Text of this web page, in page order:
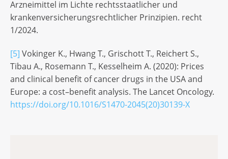
Arzneimittel im Lichte rechtsstaatlicher und
krankenversicherungsrechtlicher Prinzipien. recht
1/2024.
[5] Vokinger K., Hwang T., Grischott T., Reichert S.,
Tibau A., Rosemann T., Kesselheim A. (2020): Prices
and clinical benefit of cancer drugs in the USA and
Europe: a cost–benefit analysis. The Lancet Oncology.
https://doi.org/10.1016/S1470-2045(20)30139-X